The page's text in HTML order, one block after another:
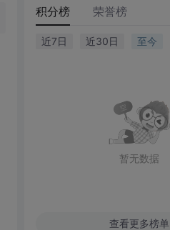
积分榜 荣誉榜
近7日 近30日 至今
暂无数据
查看更多榜单